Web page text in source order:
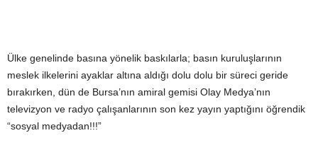
Ülke genelinde basına yönelik baskılarla; basın kuruluşlarının
meslek ilkelerini ayaklar altına aldığı dolu dolu bir süreci geride
bırakırken, dün de Bursa’nın amiral gemisi Olay Medya’nın
televizyon ve radyo çalışanlarının son kez yayın yaptığını öğrendik
“sosyal medyadan!!!”